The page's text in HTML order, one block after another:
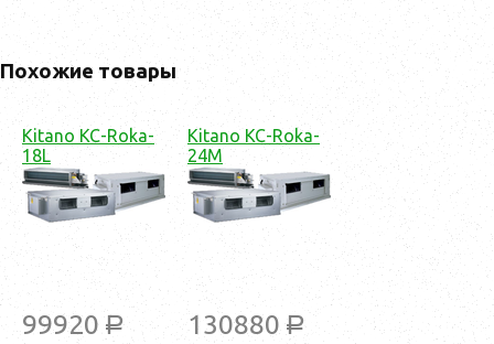
Похожие товары
Kitano KC-Roka-
18L
99920 a
Kitano KC-Roka-
24M
130880 a